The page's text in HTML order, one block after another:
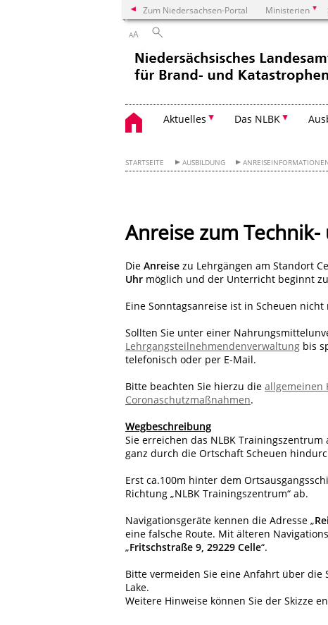
Zum Niedersachsen-Portal Ministerien
AA
Aktuelles Das NLBK
STARTSEITE AUSBILDUNG
Anreise zum
Die Anreise zu Lehrgängen am Standort
Uhr möglich und der Unterricht beginnt
Eine Sonntagsanreise ist in Scheuen nicht
Sollten Sie unter einer
Lehrgangsteilnehmendenverwaltung bis
telefonisch oder per E-Mail.
Bitte beachten Sie hierzu die allgemeinen
Coronaschutzmaßnahmen.
Wegbeschreibung
Sie erreichen das NLBK
ganz durch die Ortschaft Scheuen
Erst ca.100m hinter dem
Richtung „NLBK Trainingszentrum“ ab.
Navigationsgeräte kennen die Adresse „
eine falsche Route. Mit älteren
„Fritschstraße 9, 29229 Celle“.
Bitte vermeiden Sie eine Anfahrt über
Lake.
Weitere Hinweise können Sie der Skizze